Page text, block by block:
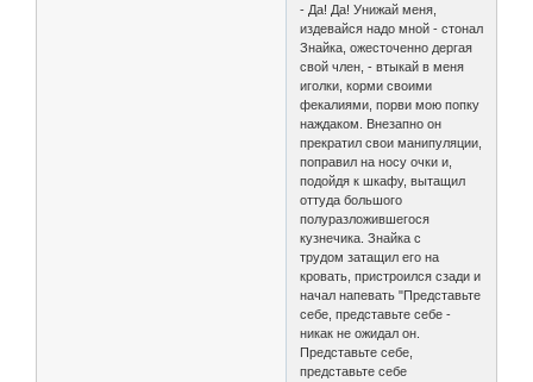
- Да! Да! Унижай меня,
издевайся надо мной - стонал
Знайка, ожесточенно дергая
свой член, - втыкай в меня
иголки, корми своими
фекалиями, порви мою попку
наждаком. Внезапно он
прекратил свои манипуляции,
поправил на носу очки и,
подойдя к шкафу, вытащил
оттуда большого
полуразложившегося
кузнечика. Знайка с
трудом затащил его на
кровать, пристроился сзади и
начал напевать "Представьте
себе, представьте себе -
никак не ожидал он.
Представьте себе,
представьте себе